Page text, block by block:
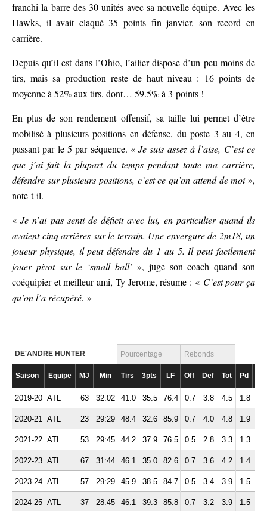
franchi la barre des 30 unités avec sa nouvelle équipe. Avec les
Hawks, il avait claqué 35 points fin janvier, son record en
carrière.
Depuis qu’il est dans l’Ohio, l’ailier dispose d’un peu moins de
tirs, mais sa production reste de haut niveau : 16 points de
moyenne à 52% aux tirs, dont… 59.5% à 3-points !
En plus de son rendement offensif, sa taille lui permet d’être
mobilisé à plusieurs positions en défense, du poste 3 au 4, en
passant par le 5 par séquence. «Je suis assez à l’aise, C’est ce
que j’ai fait la plupart du temps pendant toute ma carrière,
défendre sur plusieurs positions, c’est ce qu’on attend de moi»,
note-t-il.
«Je n’ai pas senti de déficit avec lui, en particulier quand ils
avaient cinq arrières sur le terrain. Une envergure de 2m18, un
joueur physique, il peut défendre du 1 au 5. Il peut facilement
jouer pivot sur le ‘small ball’ », juge son coach quand son
coéquipier et meilleur ami, Ty Jerome, résume : « C’est pour ça
qu’on l’a récupéré. »
DE'ANDRE HUNTER Pourcentage Rebonds
Saison Equipe MJ Min Tirs 3pts LF Off Def Tot Pd
2019-20 ATL 63 32:02 41.0 35.5 76.4 0.7 3.8 4.5 1.8
2020-21 ATL 23 29:29 48.4 32.6 85.9 0.7 4.0 4.8 1.9
2021-22 ATL 53 29:45 44.2 37.9 76.5 0.5 2.8 3.3 1.3
2022-23 ATL 67 31:44 46.1 35.0 82.6 0.7 3.6 4.2 1.4
2023-24 ATL 57 29:29 45.9 38.5 84.7 0.5 3.4 3.9 1.5
2024-25 ATL 37 28:45 46.1 39.3 85.8 0.7 3.2 3.9 1.5